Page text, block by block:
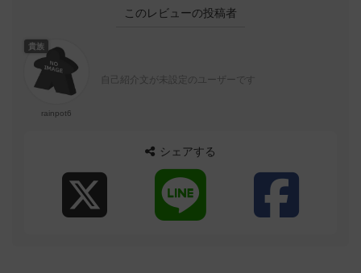
このレビューの投稿者
貴族
rainpot6
自己紹介文が未設定のユーザーです
シェアする